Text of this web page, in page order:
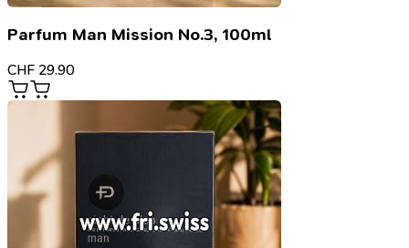
Parfum Man Mission No.3, 100ml
CHF 29.90